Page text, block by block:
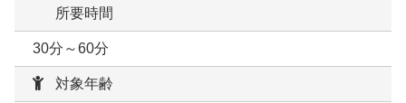
所要時間
30分～60分
対象年齢